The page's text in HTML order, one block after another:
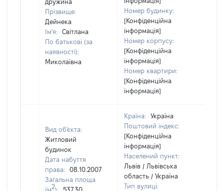
дружина
Прізвище:
Дейнека
Ім'я:
Світлана
По батькові (за
наявності):
Миколаївна
Номер будинку:
[Конфіденційна
інформація]
Номер корпусу:
[Конфіденційна
інформація]
Номер квартири:
[Конфіденційна
інформація]
Вид об'єкта:
Житловий
будинок
Дата набуття
права:
08.10.2007
Загальна площа
(м2):
537,30
Країна:
Україна
Поштовий індекс:
[Конфіденційна
інформація]
Населений пункт:
Львів / Львівська
область / Україна
Тип вулиці: